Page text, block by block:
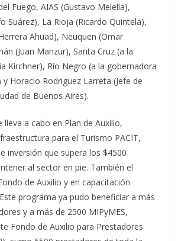
Fuego, AIAS (Gustavo Melella),
Suárez), La Rioja (Ricardo Quintela),
Ahuad), Neuquen (Omar
(Juan Manzur), Santa Cruz (a la
Kirchner), Río Negro (a la gobernadora
y Horacio Rodriguez Larreta (Jefe de
de Buenos Aires).
lleva a cabo en Plan de Auxilio,
para el Turismo PACIT,
inversión que supera los $4500
al sector en pie. También el
de Auxilio y en capacitación
programa ya pudo beneficiar a más
y a más de 2500 MIPyMES,
Fondo de Auxilio para Prestadores